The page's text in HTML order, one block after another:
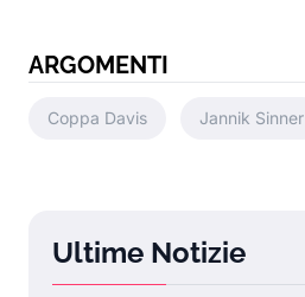
ARGOMENTI
Coppa Davis Jannik Sinner
Ultime Notizie